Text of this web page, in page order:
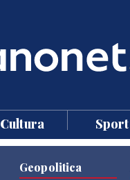
Cultura Sport
Geopolitica